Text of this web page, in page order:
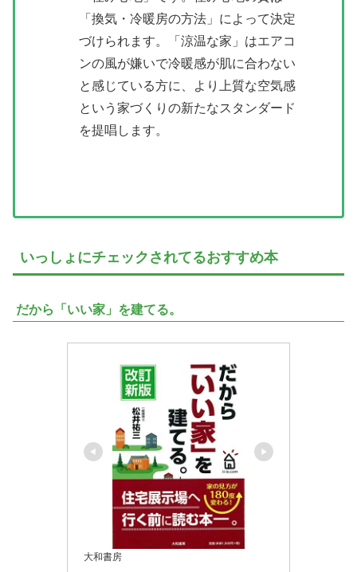
「換気・冷暖房の方法」によって決定
づけられます。「涼温な家」はエアコ
ンの風が嫌いで冷暖感が肌に合わない
と感じている方に、より上質な空気感
という家づくりの新たなスタンダード
を提唱します。
いっしょにチェックされてるおすすめ本
だから「いい家」を建てる。
大和書房